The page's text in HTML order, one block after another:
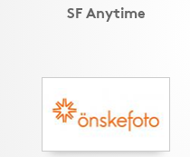
SF Anytime